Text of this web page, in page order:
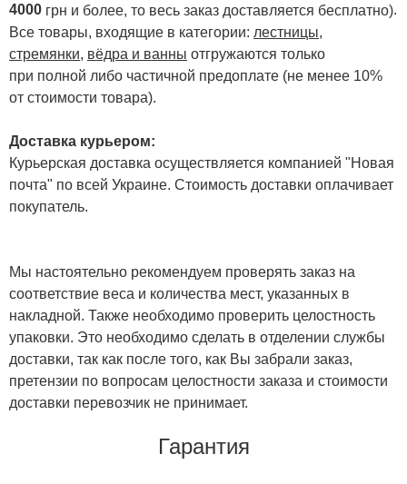
4000 грн и более, то весь заказ доставляется бесплатно).
Все товары, входящие в категории: лестницы,
стремянки, вёдра и ванны отгружаются только
при полной либо частичной предоплате (не менее 10%
от стоимости товара).
Доставка курьером:
Курьерская доставка осуществляется компанией "Новая
почта" по всей Украине. Стоимость доставки оплачивает
покупатель.
Мы настоятельно рекомендуем проверять заказ на
соответствие веса и количества мест, указанных в
накладной. Также необходимо проверить целостность
упаковки. Это необходимо сделать в отделении службы
доставки, так как после того, как Вы забрали заказ,
претензии по вопросам целостности заказа и стоимости
доставки перевозчик не принимает.
Гарантия